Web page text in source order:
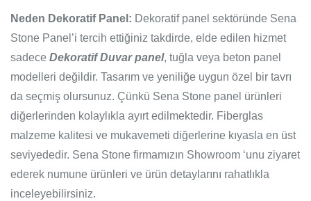
Neden Dekoratif Panel: Dekoratif panel sektöründe Sena
Stone Panel’i tercih ettiğiniz takdirde, elde edilen hizmet
sadece Dekoratif Duvar panel, tuğla veya beton panel
modelleri değildir. Tasarım ve yeniliğe uygun özel bir tavrı
da seçmiş olursunuz. Çünkü Sena Stone panel ürünleri
diğerlerinden kolaylıkla ayırt edilmektedir. Fiberglas
malzeme kalitesi ve mukavemeti diğerlerine kıyasla en üst
seviyededir. Sena Stone firmamızın Showroom ‘unu ziyaret
ederek numune ürünleri ve ürün detaylarını rahatlıkla
inceleyebilirsiniz.